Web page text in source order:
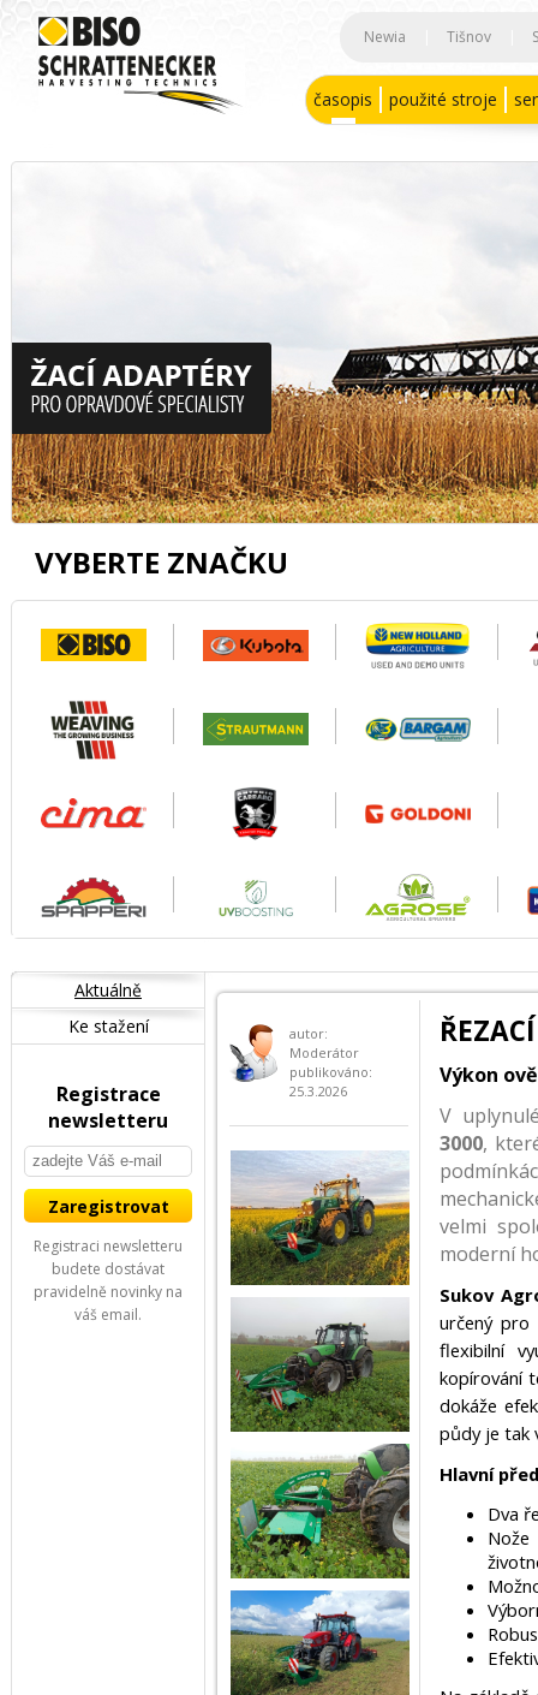
Newia Tišnov
časopis použité stroje
VYBERTE ZNAČKU
autor:
Moderátor
publikováno:
25.3.2026
Výkon
V
3000,
velmi
moderní
Sukov
určený pro
flexibilní
kopírování
dokáže
půdy je tak
Hlavní
Dva
Aktuálně
Ke stažení
Registrace
newsletteru
Registraci newsletteru
budete dostávat
pravidelně novinky na
váš email.